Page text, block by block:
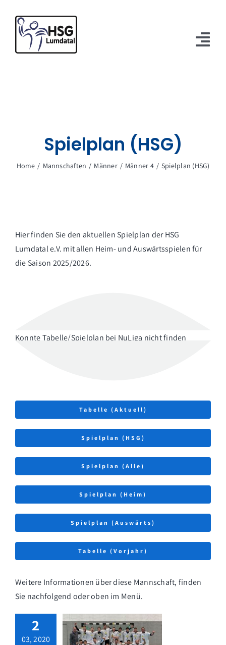
Inhalt
springen
Sponsoren
Spielplan (HSG)
Home Mannschaften Männer Männer 4 Spielplan (HSG)
Hier finden Sie den aktuellen Spielplan der HSG
Lumdatal e.V. mit allen Heim- und Auswärtsspielen für
die Saison 2025/2026.
Konnte Tabelle/Spielplan bei NuLiga nicht finden
Tabelle (Aktuell)
Spielplan (HSG)
Spielplan (Alle)
Spielplan (Heim)
Spielplan (Auswärts)
Tabelle (Vorjahr)
Weitere Informationen über diese Mannschaft, finden
Sie nachfolgend oder oben im Menü.
2
03, 2020